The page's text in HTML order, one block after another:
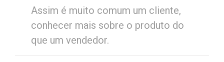
Assim é muito comum um cliente,
conhecer mais sobre o produto do
que um vendedor.